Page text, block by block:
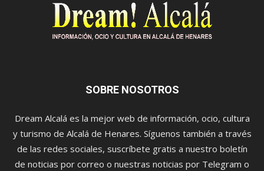
SOBRE NOSOTROS
Dream Alcalá es la mejor web de información, ocio, cultura
y turismo de Alcalá de Henares. Síguenos también a través
de las redes sociales, suscríbete gratis a nuestro boletín
de noticias por correo o nuestras noticias por Telegram o